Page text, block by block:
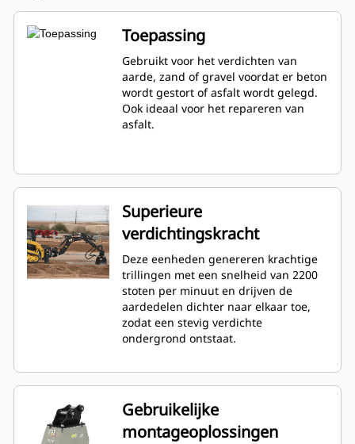
Toepassing
Gebruikt voor het verdichten van
aarde, zand of gravel voordat er beton
wordt gestort of asfalt wordt gelegd.
Ook ideaal voor het repareren van
asfalt.
Superieure
verdichtingskracht
Deze eenheden genereren krachtige
trillingen met een snelheid van 2200
stoten per minuut en drijven de
aardedelen dichter naar elkaar toe,
zodat een stevig verdichte
ondergrond ontstaat.
Gebruikelijke
montageoplossingen